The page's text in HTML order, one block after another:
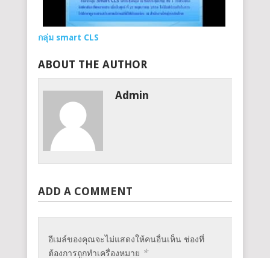
กลุ่ม smart CLS
ABOUT THE AUTHOR
Admin
ADD A COMMENT
อีเมล์ของคุณจะไม่แสดงให้คนอื่นเห็น ช่องที่
ต้องการถูกทำเครื่องหมาย *